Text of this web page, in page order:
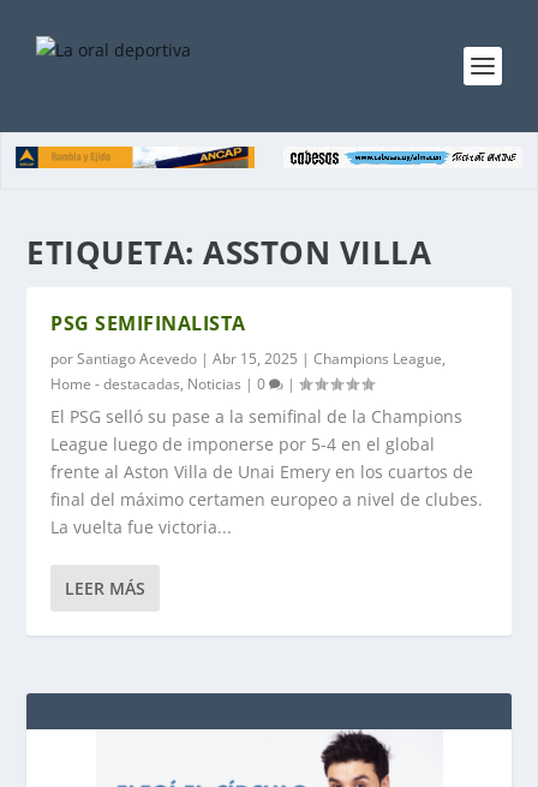
ETIQUETA:ASSTON VILLA
PSG SEMIFINALISTA
porSantiago Acevedo |Abr 15, 2025 |Champions League,
Home - destacadas, Noticias |0 |
El PSG selló su pase a la semifinal de la Champions
League luego de imponerse por 5-4 en el global
frente al Aston Villa de Unai Emery en los cuartos de
final del máximo certamen europeo a nivel de clubes.
La vuelta fue victoria...
LEER MÁS